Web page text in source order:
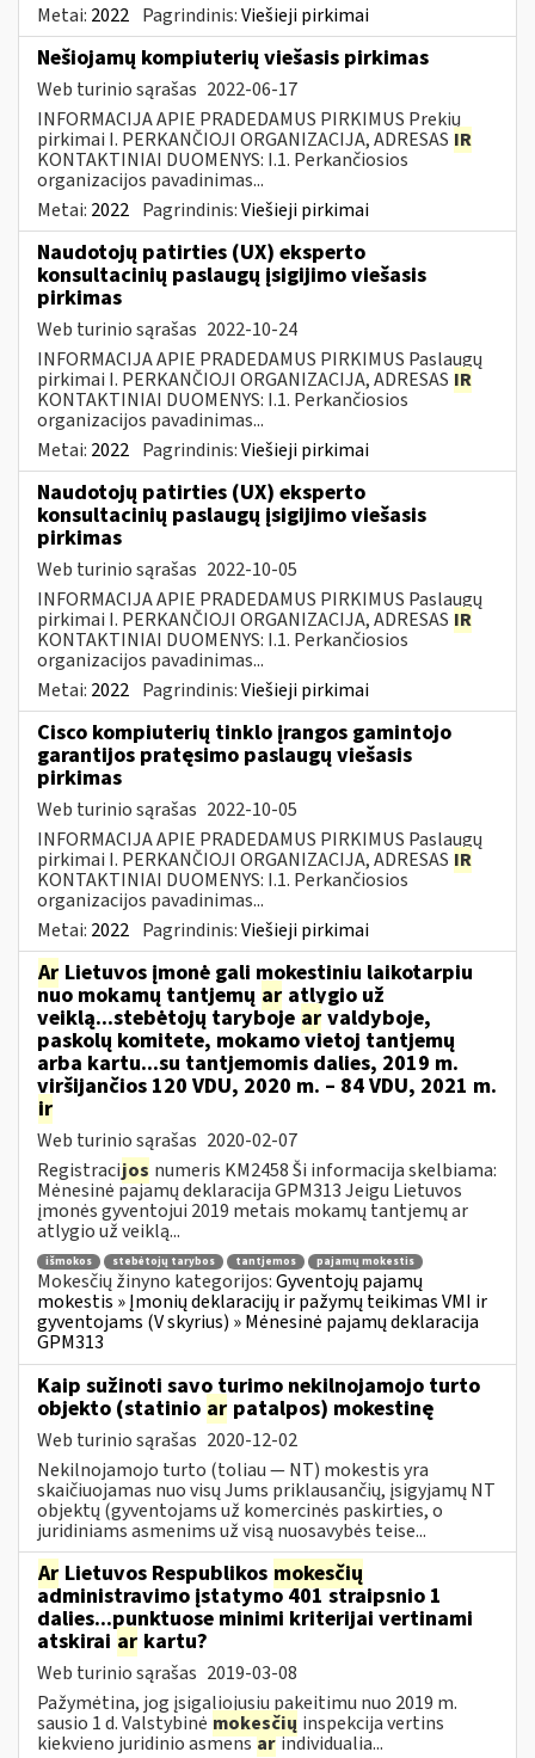
Metai: 2022 Pagrindinis:Viešieji pirkimai
Nešiojamų kompiuterių viešasis pirkimas
Web turinio sąrašas 2022-06-17
INFORMACIJA APIE PRADEDAMUS PIRKIMUS Prekių
pirkimai I. PERKANČIOJI ORGANIZACIJA, ADRESAS IR
KONTAKTINIAI DUOMENYS: I.1. Perkančiosios
organizacijos pavadinimas...
Metai: 2022 Pagrindinis:Viešieji pirkimai
Naudotojų patirties (UX) eksperto
konsultacinių paslaugų įsigijimo viešasis
pirkimas
Web turinio sąrašas 2022-10-24
INFORMACIJA APIE PRADEDAMUS PIRKIMUS Paslaugų
pirkimai I. PERKANČIOJI ORGANIZACIJA, ADRESAS IR
KONTAKTINIAI DUOMENYS: I.1. Perkančiosios
organizacijos pavadinimas...
Metai: 2022 Pagrindinis:Viešieji pirkimai
Naudotojų patirties (UX) eksperto
konsultacinių paslaugų įsigijimo viešasis
pirkimas
Web turinio sąrašas 2022-10-05
INFORMACIJA APIE PRADEDAMUS PIRKIMUS Paslaugų
pirkimai I. PERKANČIOJI ORGANIZACIJA, ADRESAS IR
KONTAKTINIAI DUOMENYS: I.1. Perkančiosios
organizacijos pavadinimas...
Metai: 2022 Pagrindinis:Viešieji pirkimai
Cisco kompiuterių tinklo įrangos gamintojo
garantijos pratęsimo paslaugų viešasis
pirkimas
Web turinio sąrašas 2022-10-05
INFORMACIJA APIE PRADEDAMUS PIRKIMUS Paslaugų
pirkimai I. PERKANČIOJI ORGANIZACIJA, ADRESAS IR
KONTAKTINIAI DUOMENYS: I.1. Perkančiosios
organizacijos pavadinimas...
Metai: 2022 Pagrindinis:Viešieji pirkimai
Ar Lietuvos įmonė gali mokestiniu laikotarpiu
nuo mokamų tantjemų ar atlygio už
veiklą...stebėtojų taryboje ar valdyboje,
paskolų komitete, mokamo vietoj tantjemų
arba kartu...su tantjemomis dalies, 2019 m.
viršijančios 120 VDU, 2020 m. – 84 VDU, 2021 m.
ir
Web turinio sąrašas 2020-02-07
Registracijos numeris KM2458 Ši informacija skelbiama:
Mėnesinė pajamų deklaracija GPM313 Jeigu Lietuvos
įmonės gyventojui 2019 metais mokamų tantjemų ar
atlygio už veiklą...
išmokos stebėtojų tarybos tantjemos pajamų mokestis
Mokesčių žinyno kategorijos:Gyventojų pajamų
mokestis » Įmonių deklaracijų ir pažymų teikimas VMI ir
gyventojams (V skyrius) » Mėnesinė pajamų deklaracija
GPM313
Kaip sužinoti savo turimo nekilnojamojo turto
objekto (statinio ar patalpos) mokestinę
Web turinio sąrašas 2020-12-02
Nekilnojamojo turto (toliau ― NT) mokestis yra
skaičiuojamas nuo visų Jums priklausančių, įsigyjamų NT
objektų (gyventojams už komercinės paskirties, o
juridiniams asmenims už visą nuosavybės teise...
Ar Lietuvos Respublikos mokesčių
administravimo įstatymo 401 straipsnio 1
dalies...punktuose minimi kriterijai vertinami
atskirai ar kartu?
Web turinio sąrašas 2019-03-08
Pažymėtina, jog įsigaliojusiu pakeitimu nuo 2019 m.
sausio 1 d. Valstybinė mokesčių inspekcija vertins
kiekvieno juridinio asmensarindividualia...